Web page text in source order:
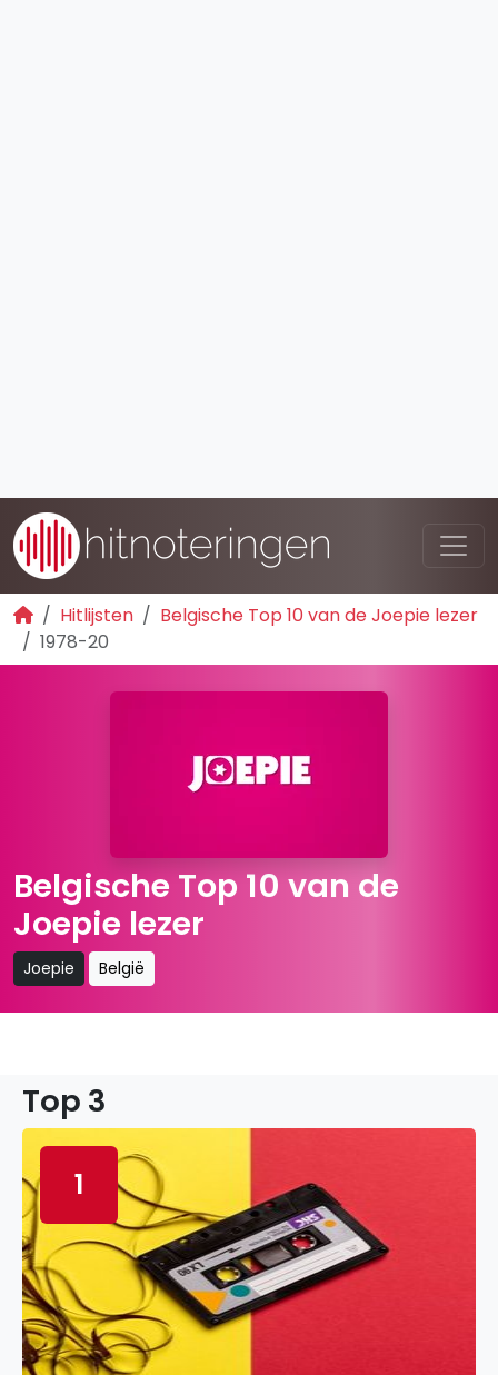
Hitlijsten
Belgische Top 10 van de Joepie lezer
1978-20
Belgische Top 10 van de
Joepie lezer
Joepie België
Top 3
1